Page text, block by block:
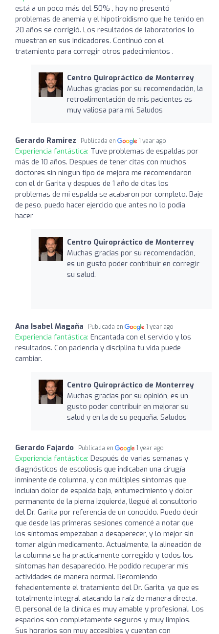
está a un poco más del 50% , hoy no presentó
problemas de anemia y el hipotiroidismo que he tenido en
20 años se corrigió. Los resultados de laboratorios lo
muestran en sus indicadores. Continuó con el
tratamiento para corregir otros padecimientos .
Centro Quiropráctico de Monterrey
Muchas gracias por su recomendación, la
retroalimentación de mis pacientes es
muy valiosa para mi. Saludos
Gerardo Ramirez Publicada en 1 year ago
Experiencia fantástica: Tuve problemas de espaldas por
más de 10 años. Despues de tener citas con muchos
doctores sin ningun tipo de mejora me recomendaron
con el dr Garita y despues de 1 año de citas los
problemas de mi espalda se acabaron por completo. Baje
de peso, puedo hacer ejercicio que antes no lo podia
hacer
Centro Quiropráctico de Monterrey
Muchas gracias por su recomendación,
es un gusto poder contribuir en corregir
su salud.
Ana Isabel Magaña Publicada en 1 year ago
Experiencia fantástica: Encantada con el servicio y los
resultados. Con paciencia y disciplina tu vida puede
cambiar.
Centro Quiropráctico de Monterrey
Muchas gracias por su opinión, es un
gusto poder contribuir en mejorar su
salud y en la de su pequeña. Saludos
Gerardo Fajardo Publicada en 1 year ago
Experiencia fantástica: Después de varias semanas y
diagnósticos de escoliosis que indicaban una cirugía
inminente de columna, y con múltiples síntomas que
incluían dolor de espalda baja, entumecimiento y dolor
permanente de la pierna izquierda, llegué al consultorio
del Dr. Garita por referencia de un conocido. Puedo decir
que desde las primeras sesiones comencé a notar que
los síntomas empezaban a desaperecer, y lo mejor sin
tomar algún medicamento. Actualmente, la alineación de
la columna se ha practicamente corregido y todos los
síntomas han desaparecido. He podido recuperar mis
actividades de manera normal. Recomiendo
fehacientemente el tratamiento del Dr. Garita, ya que es
totalmente integral atacando la raíz de manera directa.
El personal de la clínica es muy amable y profesional. Los
espacios son completamente seguros y muy limpios.
Sus horarios son muy accesibles y cuentan con